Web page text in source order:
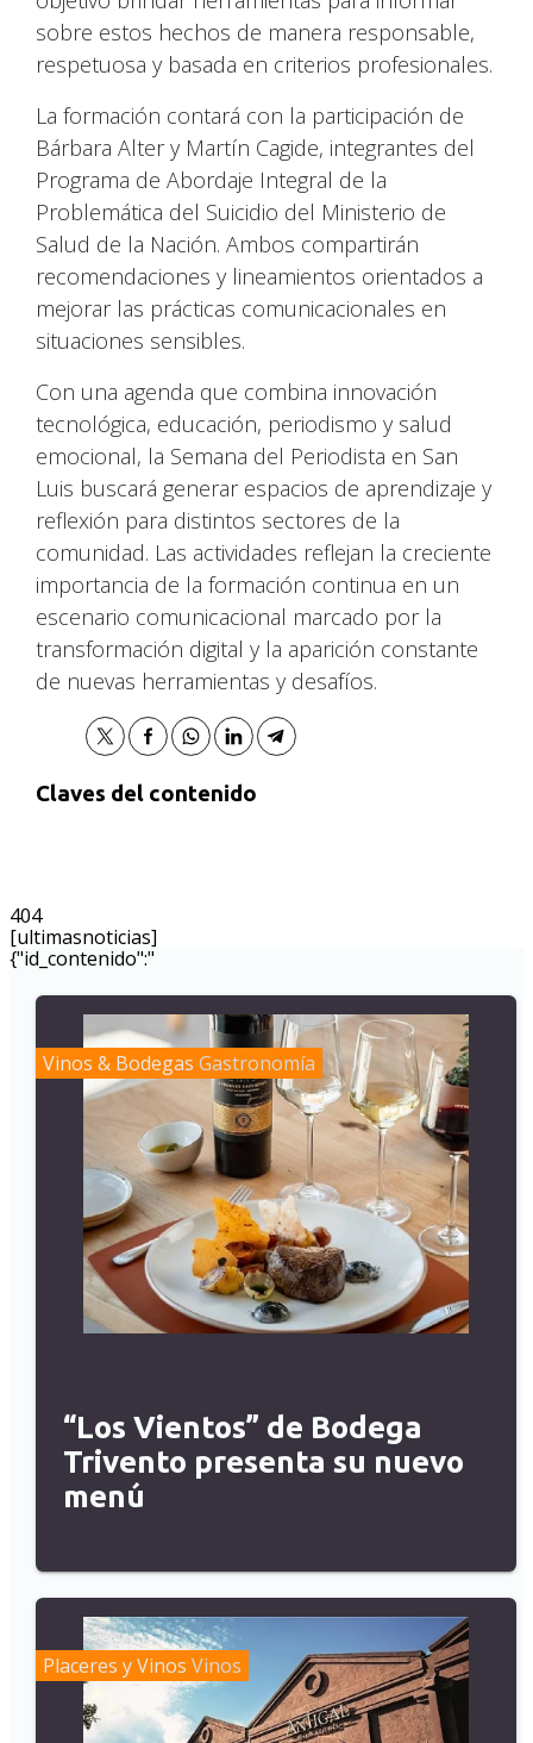
404
[ultimasnoticias]
sobre estos hechos de manera responsable,
respetuosa y basada en criterios profesionales.
La formación contará con la participación de
Bárbara Alter y Martín Cagide, integrantes del
Programa de Abordaje Integral de la
Problemática del Suicidio del Ministerio de
Salud de la Nación. Ambos compartirán
recomendaciones y lineamientos orientados a
mejorar las prácticas comunicacionales en
situaciones sensibles.
Con una agenda que combina innovación
tecnológica, educación, periodismo y salud
emocional, la Semana del Periodista en San
Luis buscará generar espacios de aprendizaje y
reflexión para distintos sectores de la
comunidad. Las actividades reflejan la creciente
importancia de la formación continua en un
escenario comunicacional marcado por la
transformación digital y la aparición constante
de nuevas herramientas y desafíos.
Claves del contenido
{"id_contenido":"
Vinos & Bodegas Gastronomía
“Los Vientos” de Bodega
Trivento presenta su nuevo
menú
Placeres y Vinos Vinos